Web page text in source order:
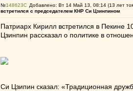
№148623
Добавлено: Вт 14 Май 13, 08:14 (13 лет
встретился с председателем КНР Си Цзинпином
Патриарх Кирилл встретился в Пекине
Цзинпин рассказал о политике в
Си Цзипин сказал: «Традиционная